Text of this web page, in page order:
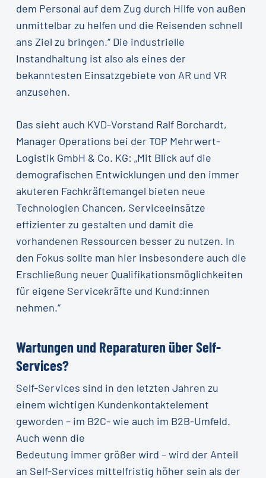
dem Personal auf dem Zug durch Hilfe von außen
unmittelbar zu helfen und die Reisenden schnell
ans Ziel zu bringen.“ Die industrielle
Instandhaltung ist also als eines der
bekanntesten Einsatzgebiete von AR und VR
anzusehen.
Das sieht auch KVD-Vorstand Ralf Borchardt,
Manager Operations bei der TOP Mehrwert-
Logistik GmbH & Co. KG: „Mit Blick auf die
demografischen Entwicklungen und den immer
akuteren Fachkräftemangel bieten neue
Technologien Chancen, Serviceeinsätze
effizienter zu gestalten und damit die
vorhandenen Ressourcen besser zu nutzen. In
den Fokus sollte man hier insbesondere auch die
Erschließung neuer Qualifikationsmöglichkeiten
für eigene Servicekräfte und Kund:innen
nehmen.“
Wartungen und Reparaturen über Self-
Services?
Self-Services sind in den letzten Jahren zu
einem wichtigen Kundenkontaktelement
geworden – im B2C- wie auch im B2B-Umfeld.
Auch wenn die
Bedeutung immer größer wird – wird der Anteil
an Self-Services mittelfristig höher sein als der